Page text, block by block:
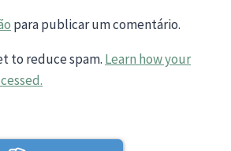
para publicar um comentário.
to reduce spam. Learn how your